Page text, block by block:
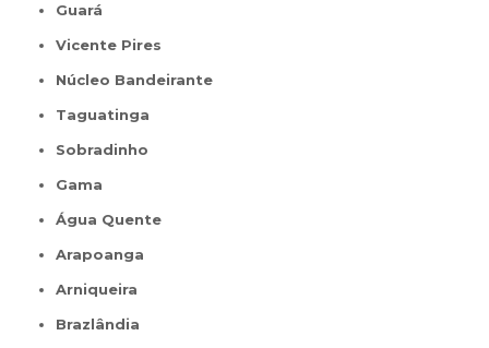
Guará
Vicente Pires
Núcleo Bandeirante
Taguatinga
Sobradinho
Gama
Água Quente
Arapoanga
Arniqueira
Brazlândia